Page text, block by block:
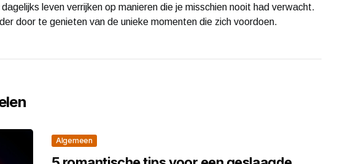
leven verrijken op manieren die je misschien nooit had verwacht.
door te genieten van de unieke momenten die zich voordoen.
Algemeen